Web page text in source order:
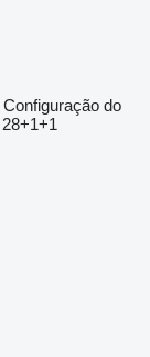
Configuração do
28+1+1